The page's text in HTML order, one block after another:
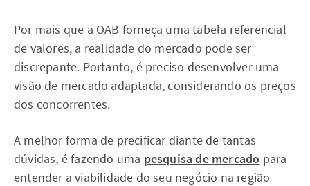
Por mais que a OAB forneça uma tabela referencial
de valores, a realidade do mercado pode ser
discrepante. Portanto, é preciso desenvolver uma
visão de mercado adaptada, considerando os preços
dos concorrentes.
A melhor forma de precificar diante de tantas
dúvidas, é fazendo uma pesquisa de mercado para
entender a viabilidade do seu negócio na região